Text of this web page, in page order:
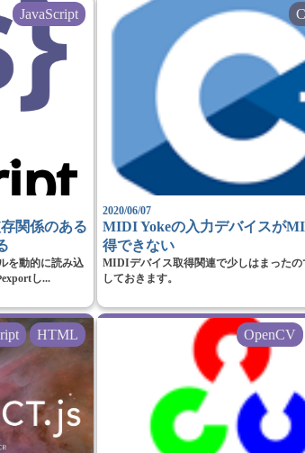
JavaScript
関係のある
を動的に読み込
し...
2020/06/07
MIDI Yokeの入力デバイスが
得できない
MIDIデバイス取得関連で少しはまったの
しておきます。
HTML OpenCV